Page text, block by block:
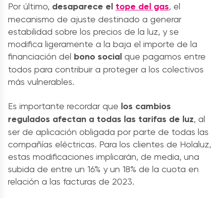
Por último, desaparece el tope del gas, el
mecanismo de ajuste destinado a generar
estabilidad sobre los precios de la luz, y se
modifica ligeramente a la baja el importe de la
financiación del bono social que pagamos entre
todos para contribuir a proteger a los colectivos
más vulnerables.
Es importante recordar que los cambios
regulados afectan a todas las tarifas de luz, al
ser de aplicación obligada por parte de todas las
compañías eléctricas. Para los clientes de Holaluz,
estas modificaciones implicarán, de media, una
subida de entre un 16% y un 18% de la cuota en
relación a las facturas de 2023.